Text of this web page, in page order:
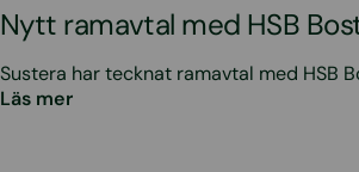
Nytt ramavtal med HSB
Sustera har tecknat ramavtal med HSB
Läs mer